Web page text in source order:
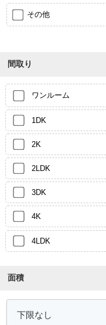
その他
間取り
ワンルーム
1DK
2K
2LDK
3DK
4K
4LDK
面積